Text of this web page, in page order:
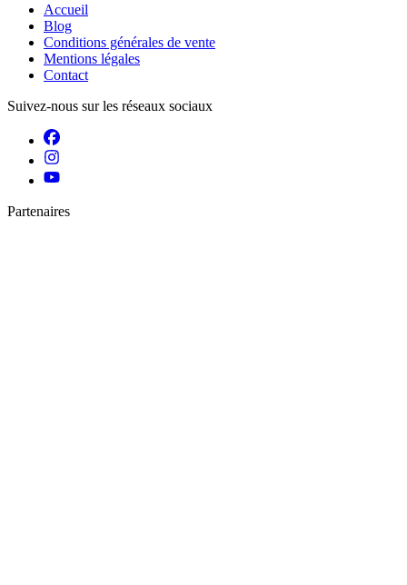
Accueil
Blog
Conditions générales de vente
Mentions légales
Contact
Suivez-nous sur les réseaux sociaux
Partenaires